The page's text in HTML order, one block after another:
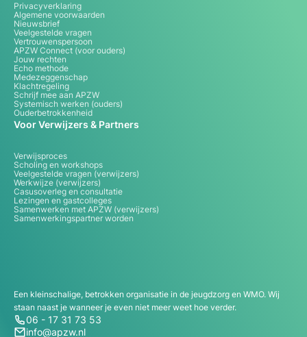
Privacyverklaring
Algemene voorwaarden
Nieuwsbrief
Veelgestelde vragen
Vertrouwenspersoon
APZW Connect (voor ouders)
Jouw rechten
Echo methode
Medezeggenschap
Klachtregeling
Schrijf mee aan APZW
Systemisch werken (ouders)
Ouderbetrokkenheid
Voor Verwijzers & Partners
Verwijsproces
Scholing en workshops
Veelgestelde vragen (verwijzers)
Werkwijze (verwijzers)
Casusoverleg en consultatie
Lezingen en gastcolleges
Samenwerken met APZW (verwijzers)
Samenwerkingspartner worden
Een kleinschalige, betrokken organisatie in de jeugdzorg en WMO. Wij
staan naast je wanneer je even niet meer weet hoe verder.
06 - 17 31 73 53
info@apzw.nl